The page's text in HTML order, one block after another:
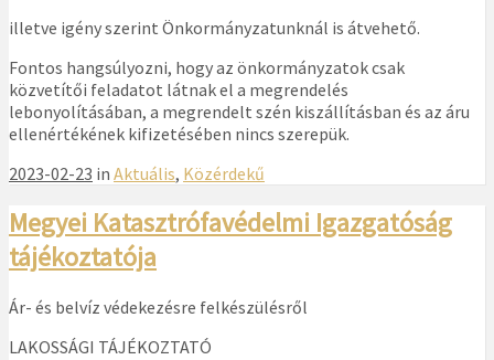
illetve igény szerint Önkormányzatunknál is átvehető.
Fontos hangsúlyozni, hogy az önkormányzatok csak
közvetítői feladatot látnak el a megrendelés
lebonyolításában, a megrendelt szén kiszállításban és az áru
ellenértékének kifizetésében nincs szerepük.
2023-02-23 in Aktuális, Közérdekű
Megyei Katasztrófavédelmi Igazgatóság
tájékoztatója
Ár- és belvíz védekezésre felkészülésről
LAKOSSÁGI TÁJÉKOZTATÓ